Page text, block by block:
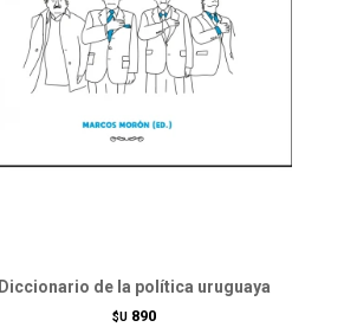
Diccionario de la política uruguaya
$U 890